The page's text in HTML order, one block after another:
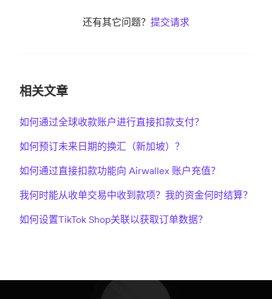
还有其它问题？ 提交请求
相关文章
如何通过全球收款账户进行直接扣款支付？
如何预订未来日期的换汇（新加坡）？
如何通过直接扣款功能向 Airwallex 账户充值？
我何时能从收单交易中收到款项？我的资金何时结算？
如何设置TikTok Shop关联以获取订单数据？